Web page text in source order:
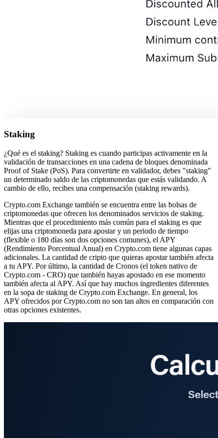
Staking
¿Qué es el staking? Staking es cuando participas activamente en la
validación de transacciones en una cadena de bloques denominada
Proof of Stake (PoS). Para convertirte en validador, debes "staking"
un determinado saldo de las criptomonedas que estás validando. A
cambio de ello, recibes una compensación (staking rewards).
Crypto.com Exchange también se encuentra entre las bolsas de
criptomonedas que ofrecen los denominados servicios de staking.
Mientras que el procedimiento más común para el staking es que
elijas una criptomoneda para apostar y un periodo de tiempo
(flexible o 180 días son dos opciones comunes), el APY
(Rendimiento Porcentual Anual) en Crypto.com tiene algunas capas
adicionales. La cantidad de cripto que quieras apostar también afecta
a tu APY. Por último, la cantidad de Cronos (el token nativo de
Crypto.com - CRO) que también hayas apostado en ese momento
también afecta al APY. Así que hay muchos ingredientes diferentes
en la sopa de staking de Crypto.com Exchange. En general, los
APY ofrecidos por Crypto.com no son tan altos en comparación con
otras opciones existentes.